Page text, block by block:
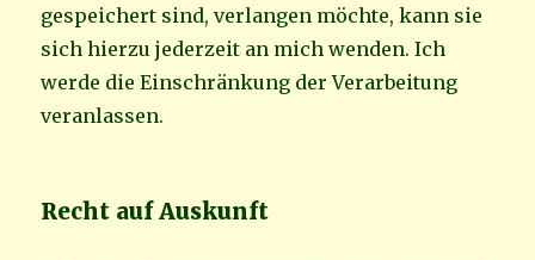
gespeichert sind, verlangen möchte, kann sie
sich hierzu jederzeit an mich wenden. Ich
werde die Einschränkung der Verarbeitung
veranlassen.
Recht auf Auskunft